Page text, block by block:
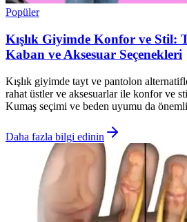
Popüler
Kışlık Giyimde Konfor ve Stil:
Kaban ve Aksesuar Seçenekleri
Kışlık giyimde tayt ve pantolon
rahat üstler ve aksesuarlar ile konfor ve
Kumaş seçimi ve beden uyumu da
Daha fazla bilgi edinin